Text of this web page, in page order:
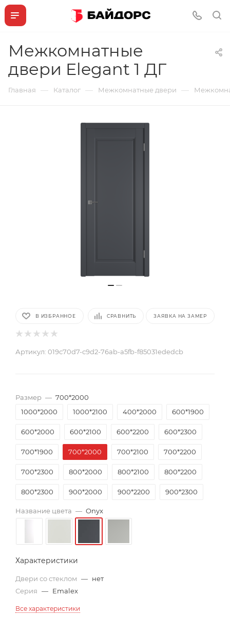
Межкомнатные
двери Elegant 1 ДГ
Главная — Каталог — Межкомнатные двери —
В ИЗБРАННОЕ СРАВНИТЬ ЗАЯВКА НА ЗАМЕР
Артикул: 019c70d7-c9d2-76ab-a5fb-f85031ededcb
Размер — 700*2000
1000*2000
1000*2100 400*2000 600*1900
600*2000 600*2100 600*2200 600*2300
700*1900 700*2000 700*2100 700*2200
700*2300 800*2000 800*2100 800*2200
800*2300 900*2000 900*2200 900*2300
Название цвета — Onyx
Характеристики
Двери со стеклом — нет
Серия — Emalex
Все характеристики